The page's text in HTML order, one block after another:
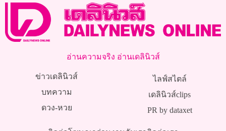
อ่านความจริง อ่านเดลินิวส์
ข่าวเดลินิวส์
บทความ
ดวง-หวย
ไลฟ์สไตล์
เดลินิวส์clips
PR by dataxet